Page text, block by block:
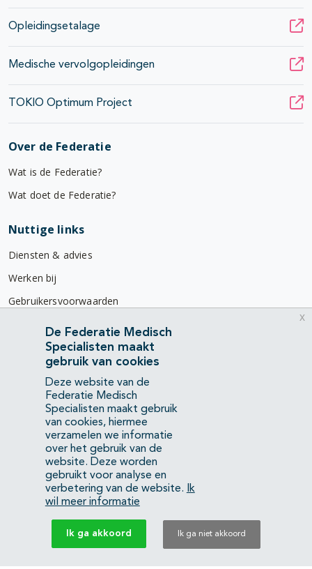
Opleidingsetalage
Medische vervolgopleidingen
TOKIO Optimum Project
Over de Federatie
Wat is de Federatie?
Wat doet de Federatie?
Nuttige links
Diensten & advies
Werken bij
Gebruikersvoorwaarden
Privacyverklaring
Contact
Mercatorlaan 1200
3528 BL Utrecht
(088) 505 34 34
info@richtlijnendatabase.nl
YouTubeLinkedIn
KvK Federatie Medisch Specialisten:40483480
Privacyverklaring
De Federatie Medisch
Specialisten maakt
gebruik van cookies
Deze website van de
Federatie Medisch
Specialisten maakt gebruik
van cookies, hiermee
verzamelen we informatie
over het gebruik van de
website. Deze worden
gebruikt voor analyse en
verbetering van de website.
Ik
wil meer informatie
Ik ga akkoord Ik ga niet akkoord
x